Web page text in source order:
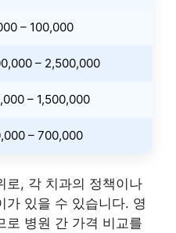
– 100,000
– 2,500,000
– 1,500,000
– 700,000
로, 각 치과의 정책이나
가 있을 수 있습니다. 영
로 병원 간 가격 비교를